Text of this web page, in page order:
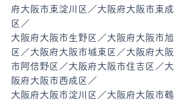
府大阪市東淀川区／大阪府大阪市東成
区／
大阪府大阪市生野区／大阪府大阪市旭
区／大阪府大阪市城東区／大阪府大阪
市阿倍野区／大阪府大阪市住吉区／大
阪府大阪市西成区／
大阪府大阪市淀川区／大阪府大阪市鶴